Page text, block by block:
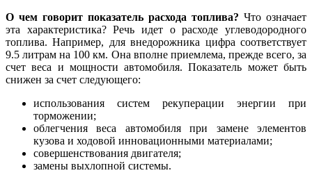
О чем говорит показатель расхода топлива? Что означает
эта характеристика? Речь идет о расходе углеводородного
топлива. Например, для внедорожника цифра соответствует
9.5 литрам на 100 км. Она вполне приемлема, прежде всего, за
счет веса и мощности автомобиля. Показатель может быть
снижен за счет следующего:
использования систем рекуперации энергии при
торможении;
облегчения веса автомобиля при замене элементов
кузова и ходовой инновационными материалами;
совершенствования двигателя;
замены выхлопной системы.